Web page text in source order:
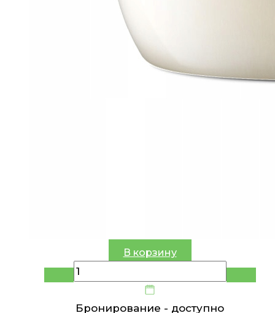
В корзину
Бронирование - доступно